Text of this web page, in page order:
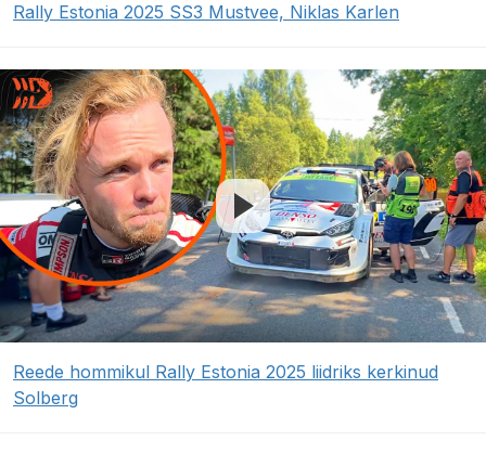
Rally Estonia 2025 SS3 Mustvee, Niklas Karlen
Reede hommikul Rally Estonia 2025 liidriks kerkinud
Solberg